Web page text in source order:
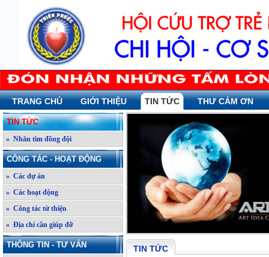
TRANG CHỦ GIỚI THIỆU TIN TỨC THƯ CẢM ƠN
TIN TỨC
» Nhắn tìm đồng đội
CÔNG TÁC - HOẠT ĐỘNG
» Các dự án
» Các hoạt động
» Công tác từ thiện
» Địa chỉ cần giúp đỡ
THÔNG TIN - TƯ VẤN TIN TỨC